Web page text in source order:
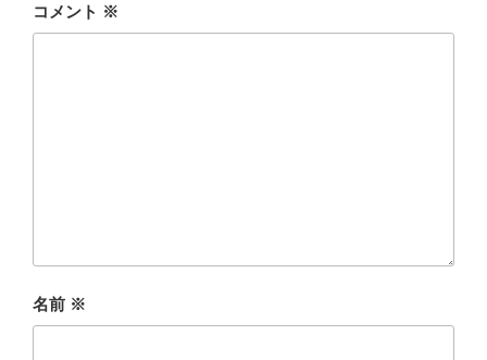
コメント ※
名前 ※